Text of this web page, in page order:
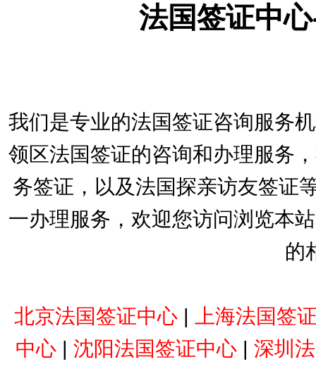
法国签证中
我们是专业的法国签证咨询服务
领区法国签证的咨询和办理服务
务签证，以及法国探亲访友签证
一办理服务，欢迎您访问浏览本
的
北京法国签证中心|
上海法国签
中心 | 沈阳法国签证中心 | 深圳